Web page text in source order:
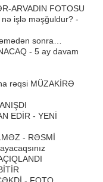
ARVADIN FOTOSU
işlə məşğuldur? -
sonra…
- 5 ay davam
rəqsi MÜZAKİRƏ
EDİR - YENİ
- RƏSMİ